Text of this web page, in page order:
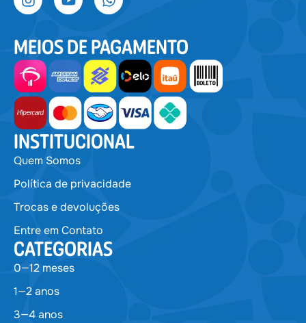
MEIOS DE PAGAMENTO
INSTITUCIONAL
Quem Somos
Política de privacidade
Trocas e devoluções
Entre em Contato
CATEGORIAS
0—12 meses
1—2 anos
3—4 anos